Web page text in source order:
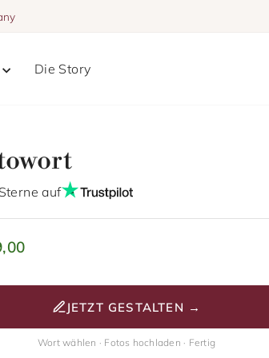
Die Story
Sterne auf
JETZT GESTALTEN →
Wort wählen · Fotos hochladen · Fertig